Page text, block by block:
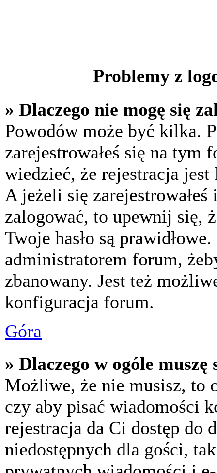
Problemy z
» Dlaczego nie mogę się
Powodów może być kilka.
zarejestrowałeś się na tym
wiedzieć, że rejestracja
A jeżeli się
zalogować, to upewnij się,
Twoje hasło są
administratorem forum,
zbanowany. Jest też
konfiguracja forum.
Góra
» Dlaczego w ogóle
Możliwe, że nie musisz, to
czy aby pisać wiadomości
rejestracja da Ci dostęp do
niedostępnych dla gości,